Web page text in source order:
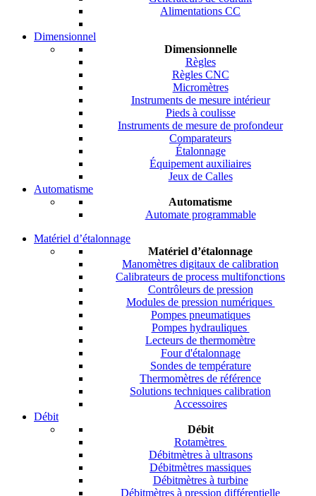
Alimentations CC
Dimensionnel
Dimensionnelle
Règles
Règles CNC
Micromètres
Instruments de mesure intérieur
Pieds à coulisse
Instruments de mesure de profondeur
Comparateurs
Étalonnage
Équipement auxiliaires
Jeux de Calles
Automatisme
Automatisme
Automate programmable
Matériel d’étalonnage
Matériel d’étalonnage
Manomètres digitaux de calibration
Calibrateurs de process multifonctions
Contrôleurs de pression
Modules de pression numériques
Pompes pneumatiques
Pompes hydrauliques
Lecteurs de thermomètre
Four d'étalonnage
Sondes de température
Thermomètres de référence
Solutions techniques calibration
Accessoires
Débit
Débit
Rotamètres
Débitmètres à ultrasons
Débitmètres massiques
Débitmètres à turbine
Débitmètres à pression différentielle